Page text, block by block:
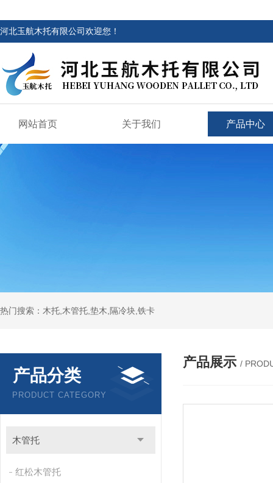
河北玉航木托有限公司欢迎您！
网站首页 关于我们 产品中心
热门搜索：木托,木管托,垫木,隔冷块,铁卡
产品分类
PRODUCT CATEGORY
木管托
红松木管托
产品展示 /